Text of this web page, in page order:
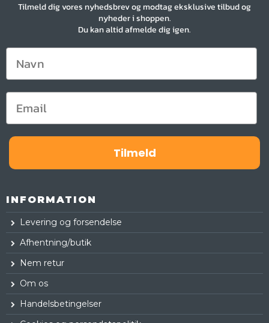
Tilmeld dig vores nyhedsbrev og modtag eksklusive tilbud og
nyheder i shoppen.
Du kan altid afmelde dig igen.
Tilmeld
INFORMATION
Levering og forsendelse
Afhentning/butik
Nem retur
Om os
Handelsbetingelser